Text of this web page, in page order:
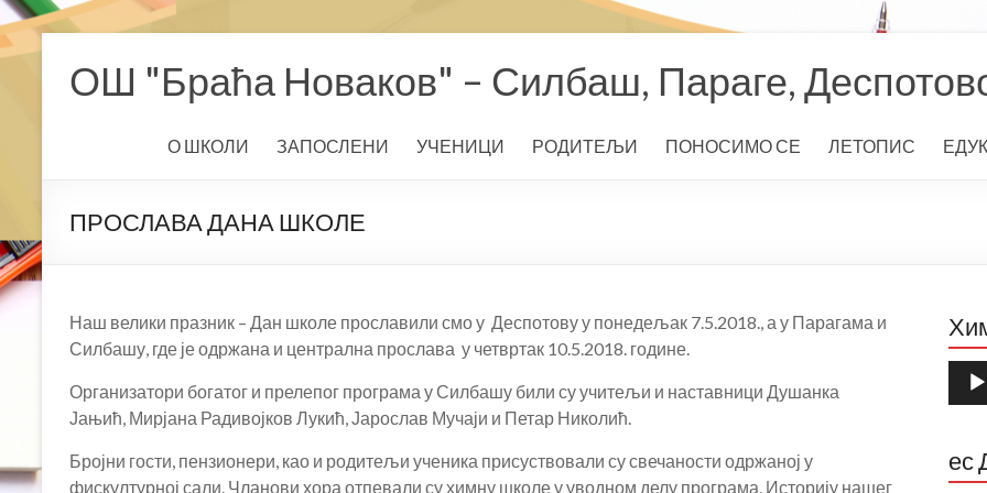
content
ОШ "Браћа Новаков" – Силбаш, Параге,
О ШКОЛИ ЗАПОСЛЕНИ УЧЕНИЦИ РОДИТЕЉИ ПОНОСИМО СЕ ЛЕТОПИС
ПРОСЛАВА ДАНА ШКОЛЕ
Наш велики празник – Дан школе прославили смо у Деспотову у понедељак 7.5.2018., а у Парагама и
Силбашу, где је одржана и централна прослава у четвртак 10.5.2018. године.
Организатори богатог и прелепог програма у Силбашу били су учитељи и наставници Душанка
Јањић, Мирјана Радивојков Лукић, Јарослав Мучаји и Петар Николић.
Бројни гости, пензионери, као и родитељи ученика присуствовали су свечаности одржаној у
фискултурној сали. Чланови хора отпевали су химну школе у уводном делу програма. Историју нашег
ес